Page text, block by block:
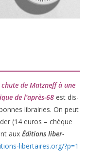
de Matzneff à une
de l’après-68 est dis­
librai­ries. On peut
(14 euros – chèque
aux Éditions liber­
liber​taires​.org/​?​p​=​1